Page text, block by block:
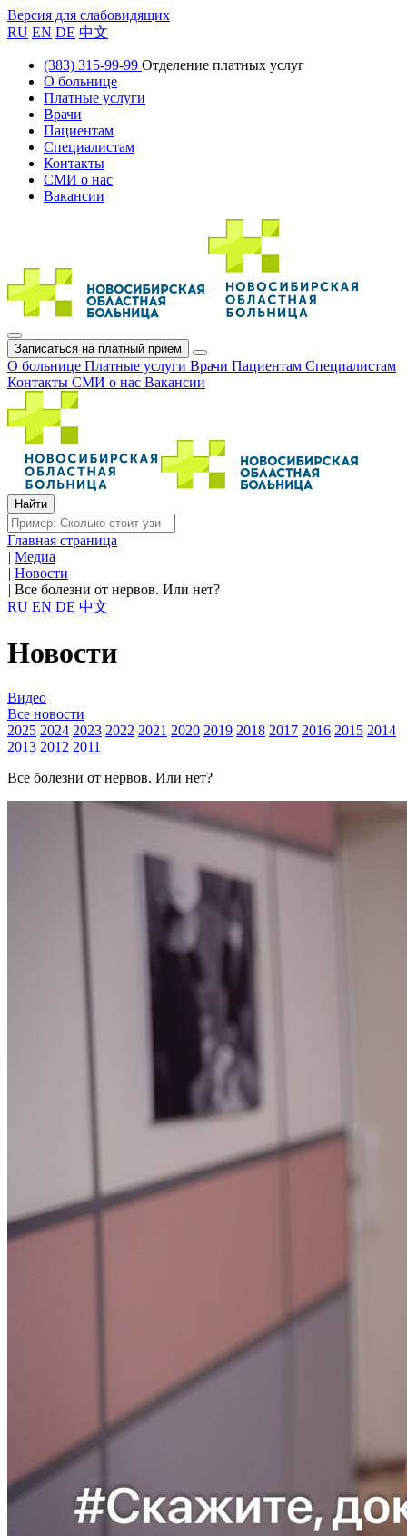
Версия для слабовидящих
RU EN DE 中文
(383) 315-99-99 Отделение платных услуг
О больнице
Платные услуги
Врачи
Пациентам
Специалистам
Контакты
СМИ о нас
Вакансии
Записаться на платный прием
О больнице Платные услуги Врачи Пациентам Специалистам
Контакты СМИ о нас Вакансии
Главная страница
| Медиа
| Новости
| Все болезни от нервов. Или нет?
RU EN DE 中文
Новости
Видео
Все новости
2025 2024 2023 2022 2021 2020 2019 2018 2017 2016 2015 2014
2013 2012 2011
Все болезни от нервов. Или нет?